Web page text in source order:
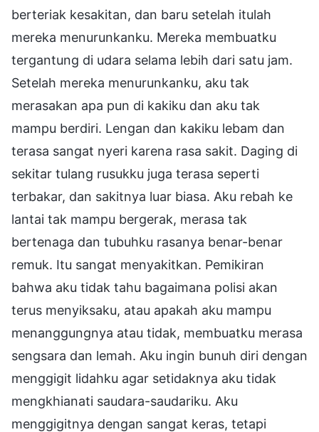
berteriak kesakitan, dan baru setelah itulah
mereka menurunkanku. Mereka membuatku
tergantung di udara selama lebih dari satu jam.
Setelah mereka menurunkanku, aku tak
merasakan apa pun di kakiku dan aku tak
mampu berdiri. Lengan dan kakiku lebam dan
terasa sangat nyeri karena rasa sakit. Daging di
sekitar tulang rusukku juga terasa seperti
terbakar, dan sakitnya luar biasa. Aku rebah ke
lantai tak mampu bergerak, merasa tak
bertenaga dan tubuhku rasanya benar-benar
remuk. Itu sangat menyakitkan. Pemikiran
bahwa aku tidak tahu bagaimana polisi akan
terus menyiksaku, atau apakah aku mampu
menanggungnya atau tidak, membuatku merasa
sengsara dan lemah. Aku ingin bunuh diri dengan
menggigit lidahku agar setidaknya aku tidak
mengkhianati saudara-saudariku. Aku
menggigitnya dengan sangat keras, tetapi